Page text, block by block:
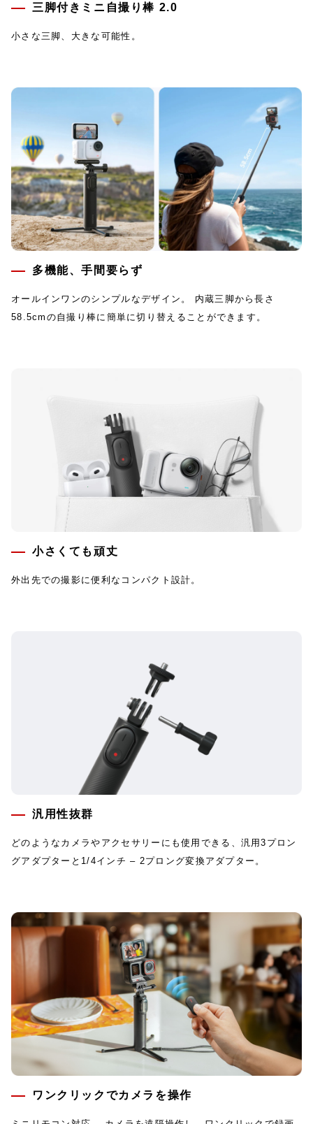
三脚付きミニ自撮り棒 2.0
小さな三脚、大きな可能性。
多機能、手間要らず
オールインワンのシンプルなデザイン。 内蔵三脚から長さ
58.5cmの自撮り棒に簡単に切り替えることができます。
小さくても頑丈
外出先での撮影に便利なコンパクト設計。
汎用性抜群
どのようなカメラやアクセサリーにも使用できる、汎用3プロン
グアダプターと1/4インチ – 2プロング変換アダプター。
ワンクリックでカメラを操作